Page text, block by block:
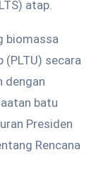
atap.
biomassa
(PLTU) secara
dengan
batu
Presiden
Rencana